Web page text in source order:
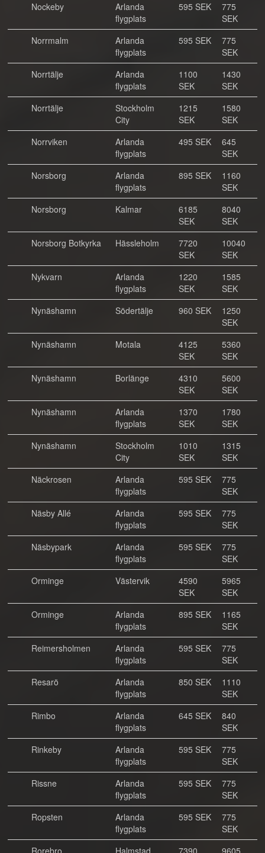
Nockeby
Arlanda
flygplats
595 SEK
775
SEK
Norrmalm
Arlanda
flygplats
595 SEK
775
SEK
Norrtälje
Arlanda
flygplats
1100
SEK
1430
SEK
Norrtälje
Stockholm
City
1215
SEK
1580
SEK
Norrviken
Arlanda
flygplats
495 SEK
645
SEK
Norsborg
Arlanda
flygplats
895 SEK
1160
SEK
Norsborg
Kalmar
6185
SEK
8040
SEK
Norsborg Botkyrka
Hässleholm
7720
SEK
10040
SEK
Nykvarn
Arlanda
flygplats
1220
SEK
1585
SEK
Nynäshamn
Södertälje 960 SEK
1250
SEK
Nynäshamn
Motala
4125
SEK
5360
SEK
Nynäshamn
Borlänge
4310
SEK
5600
SEK
Nynäshamn
Arlanda
flygplats
1370
SEK
1780
SEK
Nynäshamn
Stockholm
City
1010
SEK
1315
SEK
Näckrosen
Arlanda
flygplats
595 SEK
775
SEK
Näsby Allé
Arlanda
flygplats
595 SEK
775
SEK
Näsbypark
Arlanda
flygplats
595 SEK
775
SEK
Orminge
Västervik
4590
SEK
5965
SEK
Orminge
Arlanda
flygplats
895 SEK
1165
SEK
Reimersholmen
Arlanda
flygplats
595 SEK
775
SEK
Resarö
Arlanda
flygplats
850 SEK
1110
SEK
Rimbo
Arlanda
flygplats
645 SEK
840
SEK
Rinkeby
Arlanda
flygplats
595 SEK
775
SEK
Rissne
Arlanda
flygplats
595 SEK
775
SEK
Ropsten
Arlanda
flygplats
595 SEK
775
SEK
Rorebro
Halmstad 7390 9605